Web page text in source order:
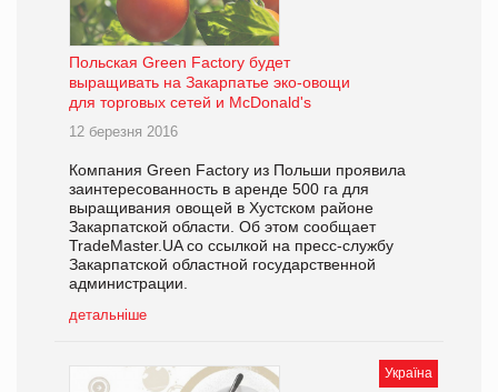
Польская Green Factory будет
выращивать на Закарпатье эко-овощи
для торговых сетей и McDonald's
12 березня 2016
Компания Green Factory из Польши проявила
заинтересованность в аренде 500 га для
выращивания овощей в Хустском районе
Закарпатской области. Об этом сообщает
TradeMaster.UA со ссылкой на пресс-службу
Закарпатской областной государственной
администрации.
детальніше
Україна